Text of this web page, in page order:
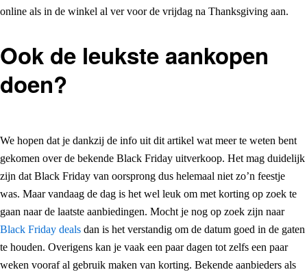
online als in de winkel al ver voor de vrijdag na Thanksgiving aan.
Ook de leukste aankopen
doen?
We hopen dat je dankzij de info uit dit artikel wat meer te weten bent
gekomen over de bekende Black Friday uitverkoop. Het mag duidelijk
zijn dat Black Friday van oorsprong dus helemaal niet zo’n feestje
was. Maar vandaag de dag is het wel leuk om met korting op zoek te
gaan naar de laatste aanbiedingen. Mocht je nog op zoek zijn naar
Black Friday deals dan is het verstandig om de datum goed in de gaten
te houden. Overigens kan je vaak een paar dagen tot zelfs een paar
weken vooraf al gebruik maken van korting. Bekende aanbieders als